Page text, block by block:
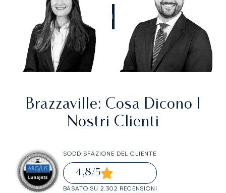
CHIAMATECI
Brazzaville: Cosa Dicono I
Nostri Clienti
SODDISFAZIONE DEL CLIENTE
4,8/5
BASATO SU 2.302 RECENSIONI